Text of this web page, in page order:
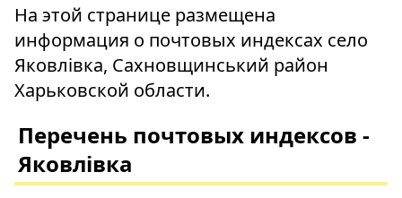
На этой странице размещена
информация о почтовых индексах село
Яковлівка, Сахновщинський район
Харьковской области.
Перечень почтовых индексов -
Яковлівка